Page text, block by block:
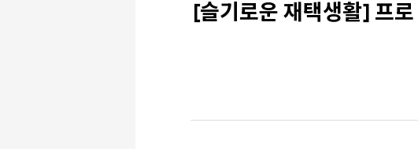
[슬기로운 재택생활] 프